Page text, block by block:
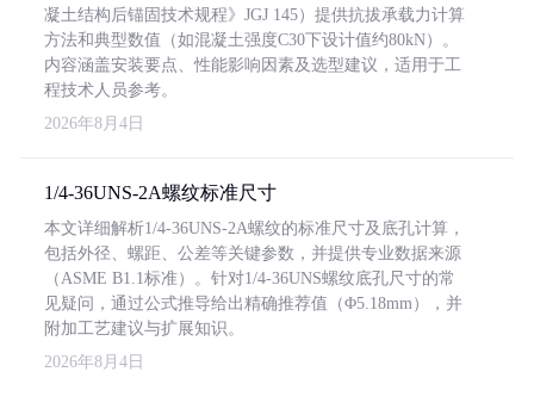
凝土结构后锚固技术规程》JGJ 145）提供抗拔承载力计算
方法和典型数值（如混凝土强度C30下设计值约80kN）。
内容涵盖安装要点、性能影响因素及选型建议，适用于工
程技术人员参考。
2026年8月4日
1/4-36UNS-2A螺纹标准尺寸
本文详细解析1/4-36UNS-2A螺纹的标准尺寸及底孔计算，
包括外径、螺距、公差等关键参数，并提供专业数据来源
（ASME B1.1标准）。针对1/4-36UNS螺纹底孔尺寸的常
见疑问，通过公式推导给出精确推荐值（Φ5.18mm），并
附加工艺建议与扩展知识。
2026年8月4日